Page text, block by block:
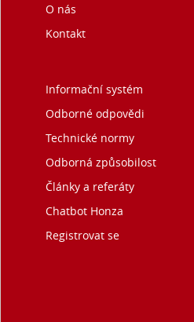
O nás
Kontakt
Informační systém
Odborné odpovědi
Technické normy
Odborná způsobilost
Články a referáty
Chatbot Honza
Registrovat se